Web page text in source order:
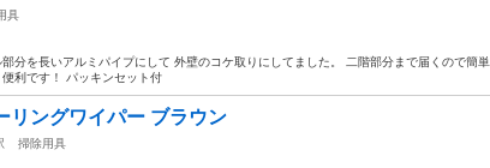
具
分を長いアルミパイプにして 外壁のコケ取りにしてました。 二階部分まで届くので簡単
利です！ パッキンセット付
ングワイパー ブラウン
掃除用具